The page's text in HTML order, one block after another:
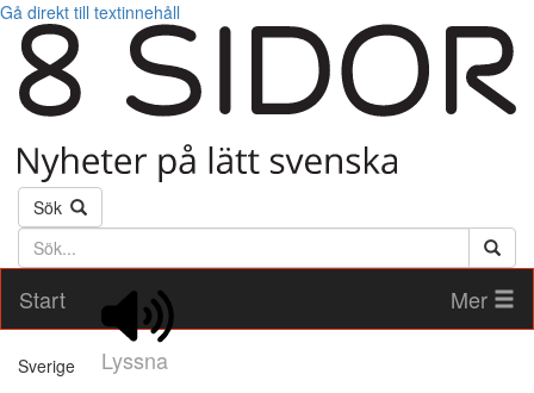
Gå direkt till textinnehåll
Sök
Söktext
Start
Lyssna
Mer
Sverige